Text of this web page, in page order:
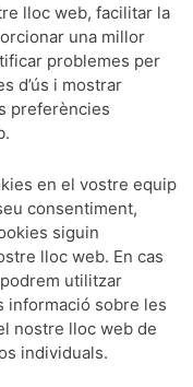
lloc web, facilitar la
una millor
problemes per
d’ús i mostrar
preferències
en el vostre equip
consentiment,
siguin
lloc web. En cas
utilitzar
informació sobre les
nostre lloc web de
individuals.